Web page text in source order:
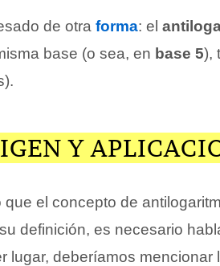
de otra forma: el
base (o sea, en base 5),
Y
que el concepto de
definición, es necesario
lugar, deberíamos